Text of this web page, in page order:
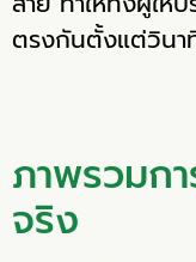
ตรงกันตั้งแต่วินา
ภาพรวมกา
จริง